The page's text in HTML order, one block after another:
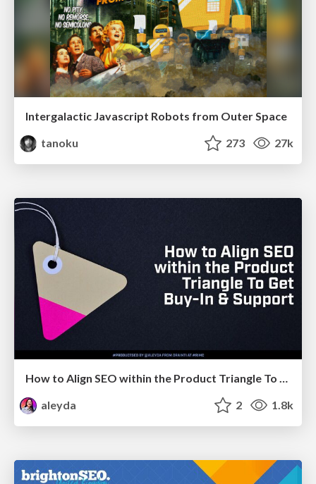
Intergalactic Javascript Robots from Outer Space
tanoku
273 27k
How to Align SEO within the Product Triangle To Get Buy-In & Support - #RIMC
aleyda
2 1.8k